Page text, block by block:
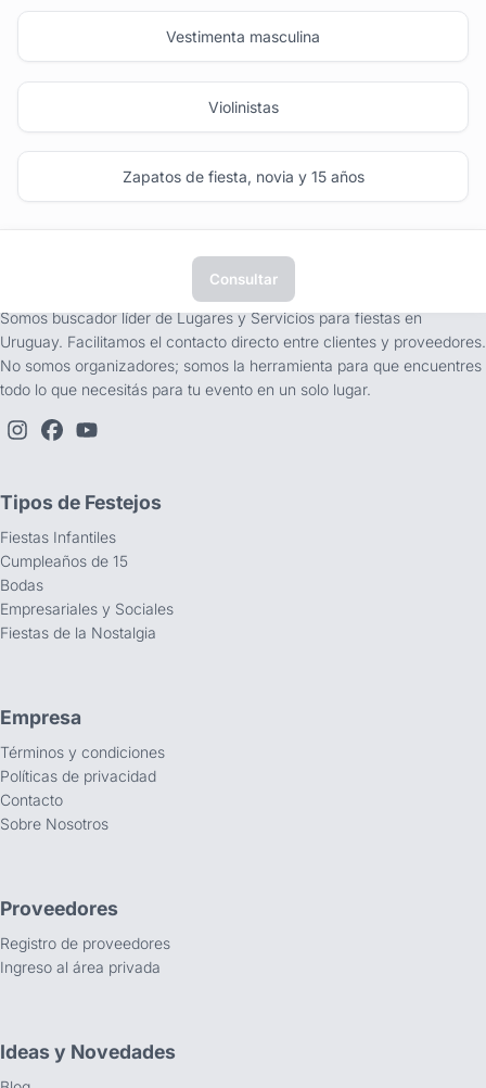
Vestimenta masculina
Violinistas
Zapatos de fiesta, novia y 15 años
Consultar
Somos buscador líder de Lugares y Servicios para fiestas en
Uruguay. Facilitamos el contacto directo entre clientes y proveedores.
No somos organizadores; somos la herramienta para que encuentres
todo lo que necesitás para tu evento en un solo lugar.
Tipos de Festejos
Fiestas Infantiles
Cumpleaños de 15
Bodas
Empresariales y Sociales
Fiestas de la Nostalgia
Empresa
Términos y condiciones
Políticas de privacidad
Contacto
Sobre Nosotros
Proveedores
Registro de proveedores
Ingreso al área privada
Ideas y Novedades